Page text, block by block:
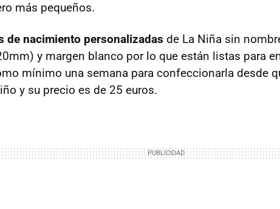
más pequeños.
de nacimiento personalizadas de La Niña sin
y margen blanco por lo que están listas para
mínimo una semana para confeccionarla desde
y su precio es de 25 euros.